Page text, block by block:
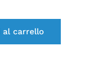
al carrello